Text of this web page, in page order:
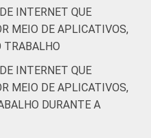
INTERNET QUE
MEIO DE APLICATIVOS,
TRABALHO
INTERNET QUE
MEIO DE APLICATIVOS,
DURANTE A